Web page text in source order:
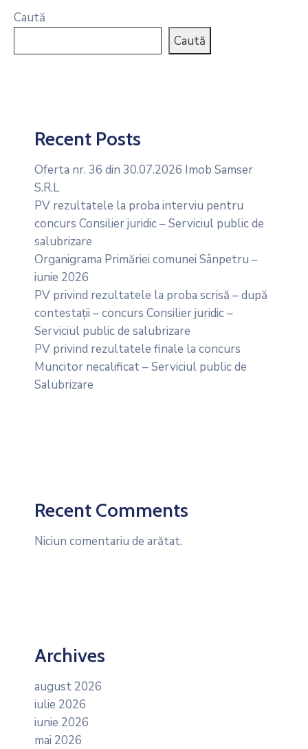
Caută
Caută
Recent Posts
Oferta nr. 36 din 30.07.2026 Imob Samser
S.R.L
PV rezultatele la proba interviu pentru
concurs Consilier juridic – Serviciul public de
salubrizare
Organigrama Primăriei comunei Sânpetru –
iunie 2026
PV privind rezultatele la proba scrisă – după
contestații – concurs Consilier juridic –
Serviciul public de salubrizare
PV privind rezultatele finale la concurs
Muncitor necalificat – Serviciul public de
Salubrizare
Recent Comments
Niciun comentariu de arătat.
Archives
august 2026
iulie 2026
iunie 2026
mai 2026